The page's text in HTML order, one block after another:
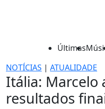
Últimas
NOTÍCIAS | ATUALIDADE
Itália: Marcelo
resultados